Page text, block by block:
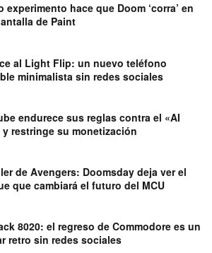
experimento hace que Doom ‘corra’ en
de Paint
al Light Flip: un nuevo teléfono
minimalista sin redes sociales
endurece sus reglas contra el «AI
restringe su monetización
de Avengers: Doomsday deja ver el
que cambiará el futuro del MCU
8020: el regreso de Commodore es un
retro sin redes sociales